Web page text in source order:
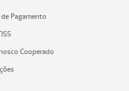
Pagamento
Cooperado